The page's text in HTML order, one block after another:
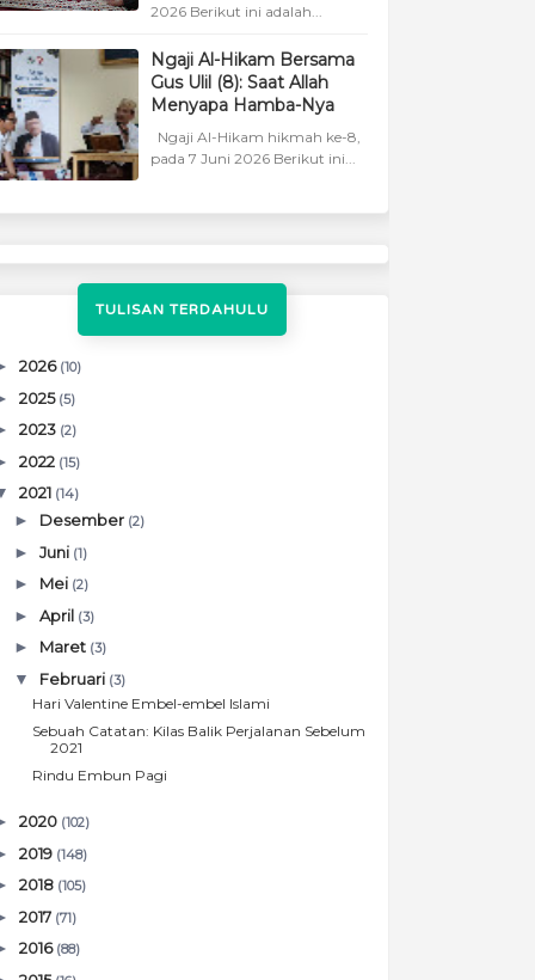
2026 Berikut ini adalah...
Ngaji Al-Hikam Bersama
Gus Ulil (8): Saat Allah
Menyapa Hamba-Nya
Ngaji Al-Hikam hikmah ke-8,
pada 7 Juni 2026 Berikut ini...
TULISAN TERDAHULU
2026 (10)
2025 (5)
2023 (2)
2022 (15)
2021 (14)
► Desember (2)
►Juni (1)
► Mei (2)
►April (3)
► Maret (3)
▼ Februari (3)
Hari Valentine Embel-embel Islami
Sebuah Catatan: Kilas Balik Perjalanan Sebelum
2021
Rindu Embun Pagi
2020 (102)
2019 (148)
2018 (105)
2017 (71)
2016 (88)